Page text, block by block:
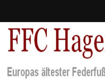
Termine
Verein